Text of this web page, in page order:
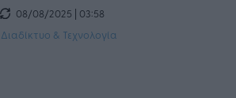
08/08/2025 | 03:58
Διαδίκτυο & Τεχνολογία